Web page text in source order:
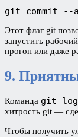
git commit --
Этот флаг git
запустить
прогон или даже
9.
Команда git log
хитрость git —
Чтобы получить